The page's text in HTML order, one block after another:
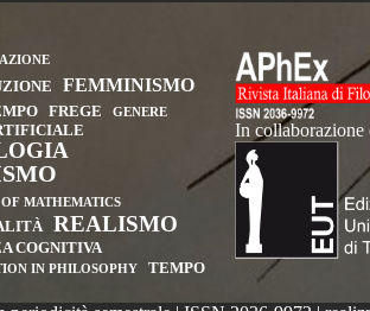
FEMMINISMO
FREGE GENERE
MATHEMATICS
REALISMO
COGNITIVA
IN PHILOSOPHY
TEMPO
In collaborazione